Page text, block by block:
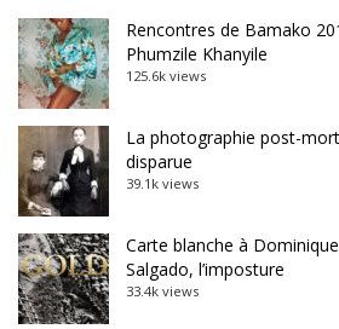
Rencontres de Bamako
Phumzile Khanyile
125.6k views
La photographie post-
disparue
39.1k views
Carte blanche à
Salgado, l’imposture
33.4k views